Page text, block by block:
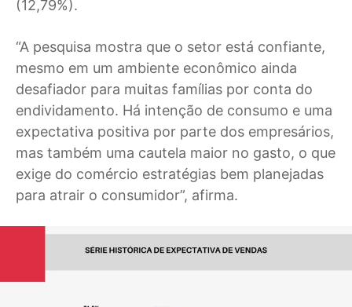
(12,79%).
“A pesquisa mostra que o setor está confiante,
mesmo em um ambiente econômico ainda
desafiador para muitas famílias por conta do
endividamento. Há intenção de consumo e uma
expectativa positiva por parte dos empresários,
mas também uma cautela maior no gasto, o que
exige do comércio estratégias bem planejadas
para atrair o consumidor”, afirma.